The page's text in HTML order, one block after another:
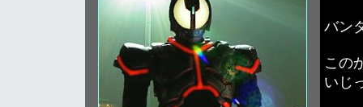
バン
この
いじ